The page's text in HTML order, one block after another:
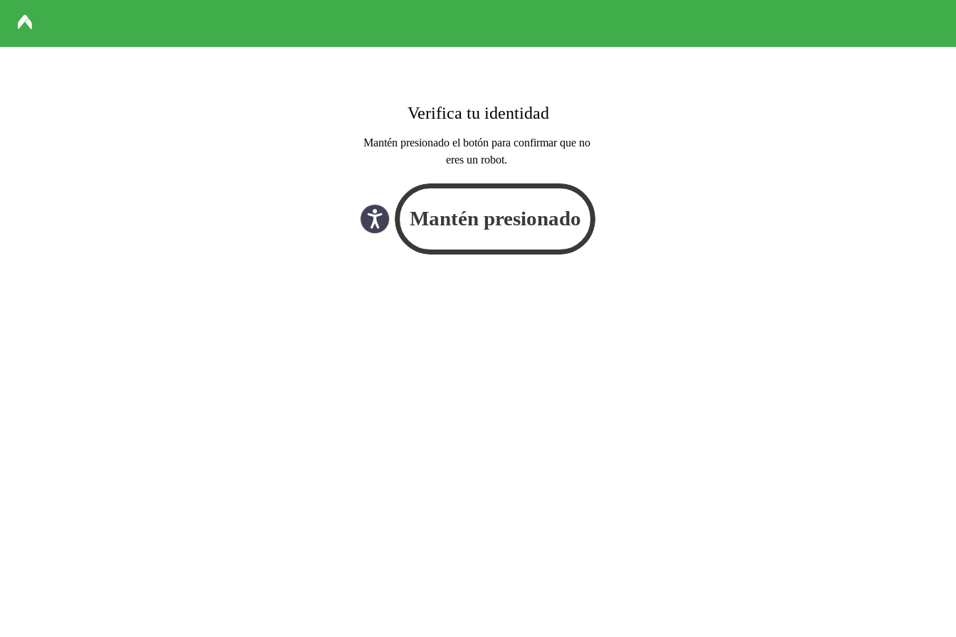
Verifica tu identidad
Mantén presionado el botón para confirmar que no
eres un robot.